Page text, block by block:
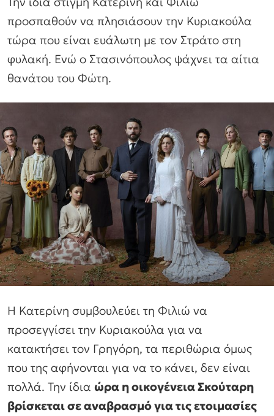
προσπαθούν να πλησιάσουν την Κυριακούλα
τώρα που είναι ευάλωτη με τον Στράτο στη
φυλακή. Ενώ ο Στασινόπουλος ψάχνει τα αίτια
θανάτου του Φώτη.
Η Κατερίνη συμβουλεύει τη Φιλιώ να
προσεγγίσει την Κυριακούλα για να
κατακτήσει τον Γρηγόρη, τα περιθώρια όμως
που της αφήνονται για να το κάνει, δεν είναι
πολλά. Την ίδια ώρα η οικογένεια Σκούταρη
βρίσκεται σε αναβρασμό για τις ετοιμασίες